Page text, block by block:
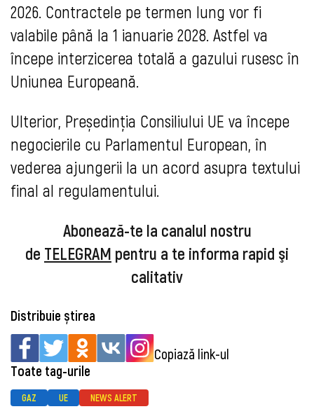
2026. Contractele pe termen lung vor fi
valabile până la 1 ianuarie 2028. Astfel va
începe interzicerea totală a gazului rusesc în
Uniunea Europeană.
Ulterior, Președinția Consiliului UE va începe
negocierile cu Parlamentul European, în
vederea ajungerii la un acord asupra textului
final al regulamentului.
Abonează-te la canalul nostru
de TELEGRAM pentru a te informa rapid şi
calitativ
Distribuie știrea
Copiază link-ul
Toate tag-urile
GAZ UE NEWS ALERT